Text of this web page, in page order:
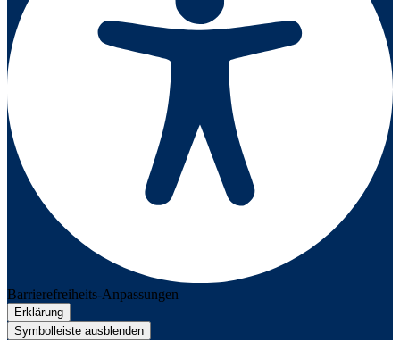
Barrierefreiheits-Anpassungen
Erklärung
Symbolleiste ausblenden